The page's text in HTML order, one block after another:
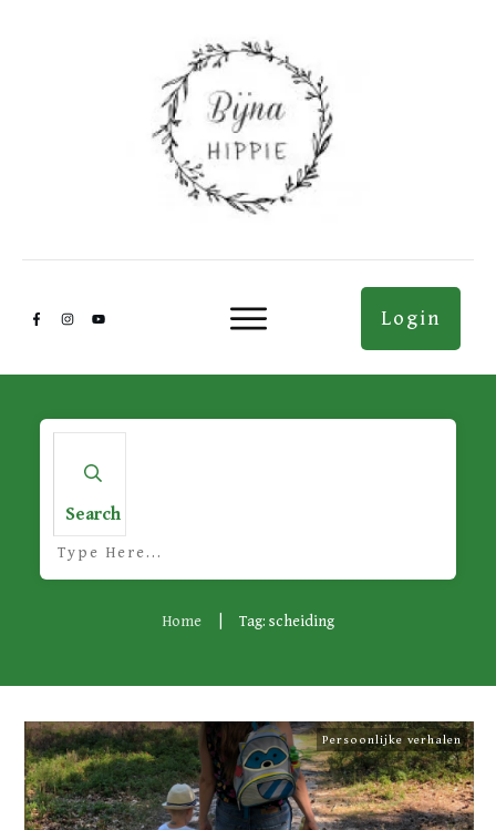
Login
Search
Home Tag: scheiding
Persoonlijke verhalen